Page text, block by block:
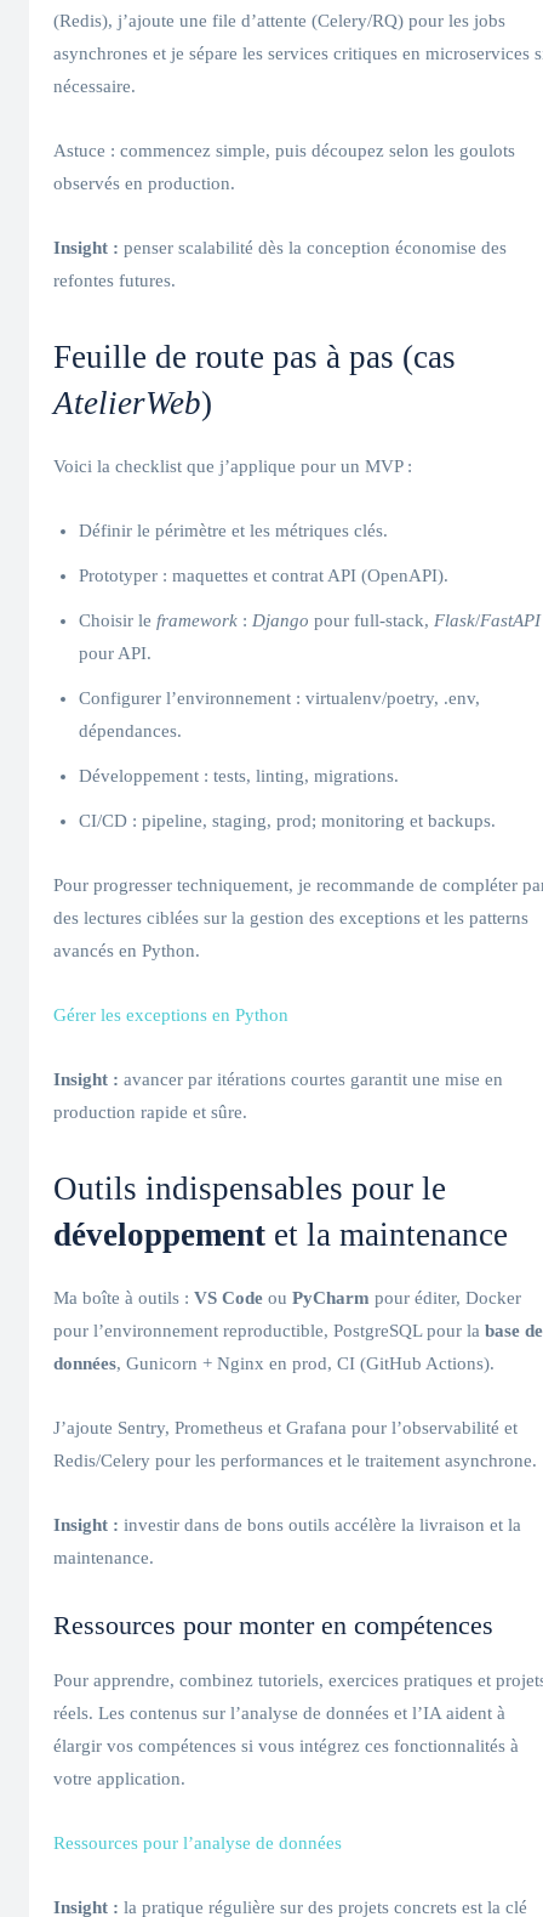
(Redis), j’ajoute une file d’attente (Celery/RQ) pour les jobs
asynchrones et je sépare les services critiques en microservices
nécessaire.
Astuce : commencez simple, puis découpez selon les goulots
observés en production.
Insight : penser scalabilité dès la conception économise des
refontes futures.
Feuille de route pas à pas (cas
AtelierWeb)
Voici la checklist que j’applique pour un MVP :
Définir le périmètre et les métriques clés.
Prototyper : maquettes et contrat API (OpenAPI).
Choisir le framework : Django pour full‑stack, Flask/FastAPI
pour API.
Configurer l’environnement : virtualenv/poetry, .env,
dépendances.
Développement : tests, linting, migrations.
CI/CD : pipeline, staging, prod; monitoring et backups.
Pour progresser techniquement, je recommande de compléter
des lectures ciblées sur la gestion des exceptions et les patterns
avancés en Python.
Gérer les exceptions en Python
Insight : avancer par itérations courtes garantit une mise en
production rapide et sûre.
Outils indispensables pour le
développement et la maintenance
Ma boîte à outils : VS Code ou PyCharm pour éditer, Docker
pour l’environnement reproductible, PostgreSQL pour la base de
données, Gunicorn + Nginx en prod, CI (GitHub Actions).
J’ajoute Sentry, Prometheus et Grafana pour l’observabilité et
Redis/Celery pour les performances et le traitement asynchrone.
Insight : investir dans de bons outils accélère la livraison et la
maintenance.
Ressources pour monter en compétences
Pour apprendre, combinez tutoriels, exercices pratiques et
réels. Les contenus sur l’analyse de données et l’IA aident à
élargir vos compétences si vous intégrez ces fonctionnalités à
votre application.
Ressources pour l’analyse de données
Insight : la pratique régulière sur des projets concrets est la clé